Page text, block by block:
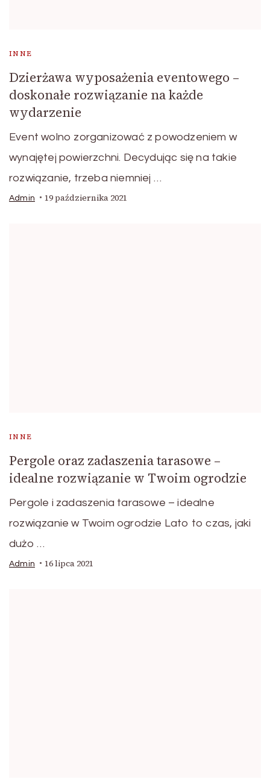
INNE
Dzierżawa wyposażenia eventowego –
doskonałe rozwiązanie na każde
wydarzenie
Event wolno zorganizować z powodzeniem w
wynajętej powierzchni. Decydując się na takie
rozwiązanie, trzeba niemniej …
Admin 19 października 2021
INNE
Pergole oraz zadaszenia tarasowe –
idealne rozwiązanie w Twoim ogrodzie
Pergole i zadaszenia tarasowe – idealne
rozwiązanie w Twoim ogrodzie Lato to czas, jaki
dużo …
Admin 16 lipca 2021